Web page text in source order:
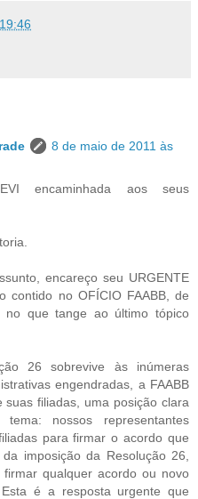
19:46
8 de maio de 2011 às
encaminhada aos seus
encareço seu URGENTE
contido no OFÍCIO FAABB, de
no que tange ao último tópico
26 sobrevive às inúmeras
engendradas, a FAABB
filiadas, uma posição clara
nossos representantes
para firmar o acordo que
imposição da Resolução 26,
qualquer acordo ou novo
é a resposta urgente que